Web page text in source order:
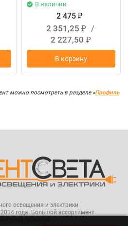
В наличии
2 475 ₽
2 351,25 ₽
/
2 227,50 ₽
В корзину
можно посмотреть в разделе «Профиль
освещения и электрики
года. Большой ассортимент